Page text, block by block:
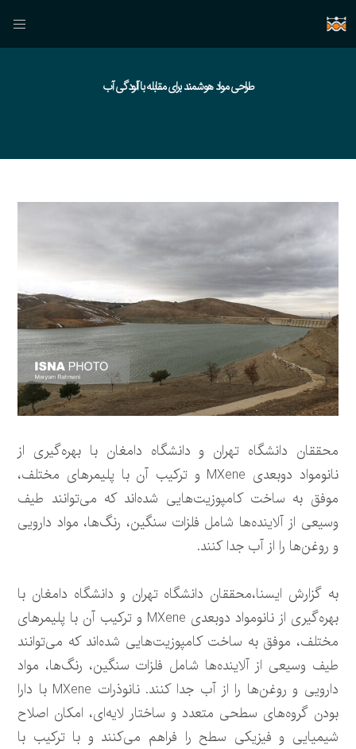
طراحی مواد هوشمند برای مقابله با آلودگی آب
محققان دانشگاه تهران و دانشگاه دامغان با بهره‌گیری از
نانومواد دوبعدی MXene و ترکیب آن با پلیمرهای مختلف،
موفق به ساخت کامپوزیت‌هایی شده‌اند که می‌توانند طیف
وسیعی از آلاینده‌ها شامل فلزات سنگین، رنگ‌ها، مواد دارویی
و روغن‌ها را از آب جدا کنند.
به گزارش ایسنا،محققان دانشگاه تهران و دانشگاه دامغان با
بهره‌گیری از نانومواد دوبعدی MXene و ترکیب آن با پلیمرهای
مختلف، موفق به ساخت کامپوزیت‌هایی شده‌اند که می‌توانند
طیف وسیعی از آلاینده‌ها شامل فلزات سنگین، رنگ‌ها، مواد
دارویی و روغن‌ها را از آب جدا کنند. نانوذرات MXene با دارا
بودن گروه‌های سطحی متعدد و ساختار لایه‌ای، امکان اصلاح
شیمیایی و فیزیکی سطح را فراهم می‌کنند و با ترکیب با